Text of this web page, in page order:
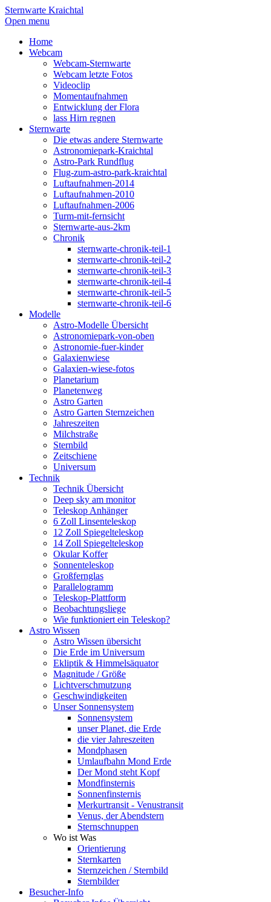
Sternwarte Kraichtal
Open menu
Home
Webcam
Webcam-Sternwarte
Webcam letzte Fotos
Videoclip
Momentaufnahmen
Entwicklung der Flora
lass Hirn regnen
Sternwarte
Die etwas andere Sternwarte
Astronomiepark-Kraichtal
Astro-Park Rundflug
Flug-zum-astro-park-kraichtal
Luftaufnahmen-2014
Luftaufnahmen-2010
Luftaufnahmen-2006
Turm-mit-fernsicht
Sternwarte-aus-2km
Chronik
sternwarte-chronik-teil-1
sternwarte-chronik-teil-2
sternwarte-chronik-teil-3
sternwarte-chronik-teil-4
sternwarte-chronik-teil-5
sternwarte-chronik-teil-6
Modelle
Astro-Modelle Übersicht
Astronomiepark-von-oben
Astronomie-fuer-kinder
Galaxienwiese
Galaxien-wiese-fotos
Planetarium
Planetenweg
Astro Garten
Astro Garten Sternzeichen
Jahreszeiten
Milchstraße
Sternbild
Zeitschiene
Universum
Technik
Technik Übersicht
Deep sky am monitor
Teleskop Anhänger
6 Zoll Linsenteleskop
12 Zoll Spiegelteleskop
14 Zoll Spiegelteleskop
Okular Koffer
Sonnenteleskop
Großfernglas
Parallelogramm
Teleskop-Plattform
Beobachtungsliege
Wie funktioniert ein Teleskop?
Astro Wissen
Astro Wissen übersicht
Die Erde im Universum
Ekliptik & Himmelsäquator
Magnitude / Größe
Lichtverschmutzung
Geschwindigkeiten
Unser Sonnensystem
Sonnensystem
unser Planet, die Erde
die vier Jahreszeiten
Mondphasen
Umlaufbahn Mond Erde
Der Mond steht Kopf
Mondfinsternis
Sonnenfinsternis
Merkurtransit - Venustransit
Venus, der Abendstern
Sternschnuppen
Wo ist Was
Orientierung
Sternkarten
Sternzeichen / Sternbild
Sternbilder
Besucher-Info